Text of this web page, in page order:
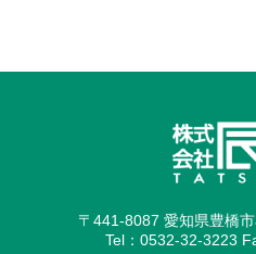
〒441-8087 愛知県豊橋
Tel：0532-32-3223